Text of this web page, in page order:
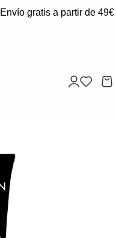
gratis a partir de 49€